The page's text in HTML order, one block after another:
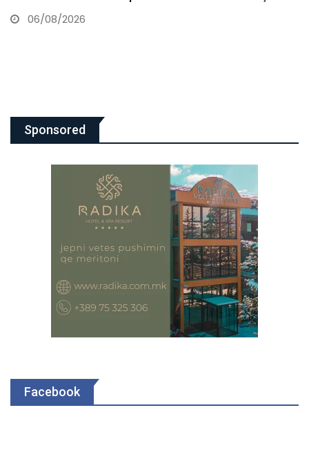
zbatohet vullneti i…
Sponsored
Facebook